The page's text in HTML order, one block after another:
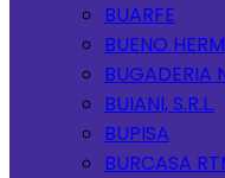
BUARFE
BUENO
BUGADERIA
BUIANI, S.R.L.
BUPISA
BURCASA